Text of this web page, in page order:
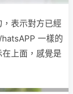
表示對方已經
一樣的
上面，感覺是